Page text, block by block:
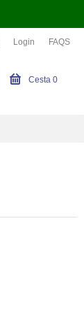
Login FAQS
Cesta 0